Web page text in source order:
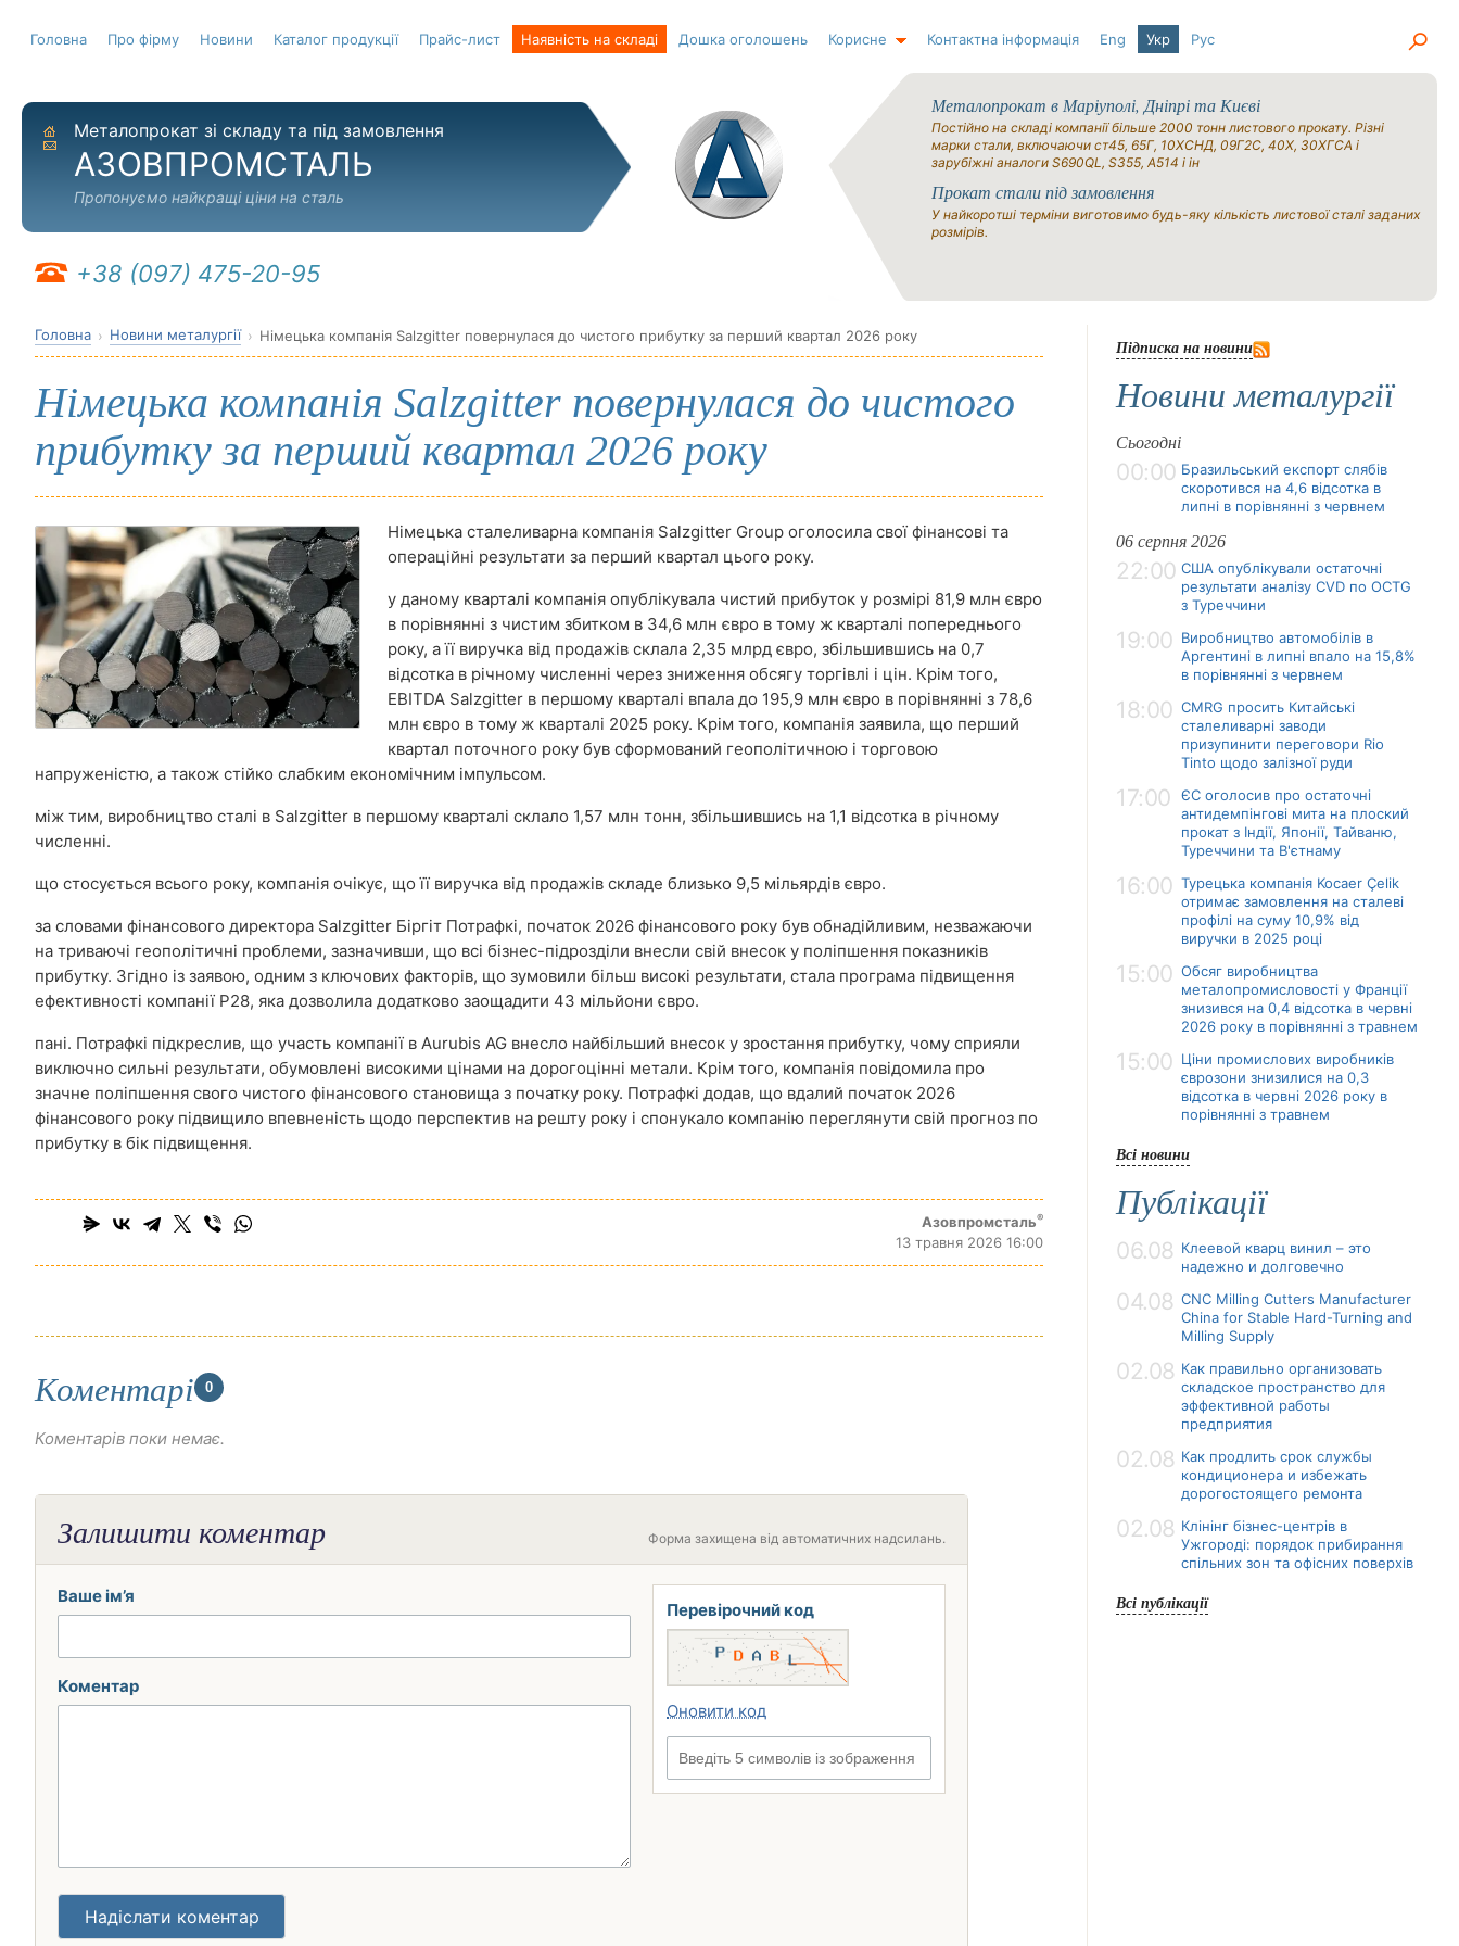
Головна Про фірму Новини Каталог продукції Прайс-лист Наявність на складі Дошка оголошень Корисне Контактна інформація Eng Укр Рус
На головну
Надіслати листа
Металопрокат зі складу та під замовлення
АЗОВПРОМСТАЛЬ
Пропонуємо найкращі ціни на сталь
+38 (097) 475-20-95
Металопрокат в Маріуполі, Дніпрі та Києві
Постійно на складі компанії більше 2000 тонн листового прокату. Різні
марки стали, включаючи ст45, 65Г, 10ХСНД, 09Г2С, 40Х, 30ХГСА і
зарубіжні аналоги S690QL, S355, A514 і ін
Прокат стали під замовлення
У найкоротші терміни виготовимо будь-яку кількість листової сталі заданих
розмірів.
Головна Новини металургії Німецька компанія Salzgitter повернулася до чистого прибутку за перший квартал 2026 року
Німецька компанія Salzgitter повернулася до чистого
прибутку за перший квартал 2026 року
Німецька сталеливарна компанія Salzgitter Group оголосила свої фінансові та
операційні результати за перший квартал цього року.
у даному кварталі компанія опублікувала чистий прибуток у розмірі 81,9 млн євро
в порівнянні з чистим збитком в 34,6 млн євро в тому ж кварталі попереднього
року, а її виручка від продажів склала 2,35 млрд євро, збільшившись на 0,7
відсотка в річному численні через зниження обсягу торгівлі і цін. Крім того,
EBITDA Salzgitter в першому кварталі впала до 195,9 млн євро в порівнянні з 78,6
млн євро в тому ж кварталі 2025 року. Крім того, компанія заявила, що перший
квартал поточного року був сформований геополітичною і торговою
напруженістю, а також стійко слабким економічним імпульсом.
між тим, виробництво сталі в Salzgitter в першому кварталі склало 1,57 млн тонн, збільшившись на 1,1 відсотка в річному
численні.
що стосується всього року, компанія очікує, що її виручка від продажів складе близько 9,5 мільярдів євро.
за словами фінансового директора Salzgitter Біргіт Потрафкі, початок 2026 фінансового року був обнадійливим, незважаючи
на триваючі геополітичні проблеми, зазначивши, що всі бізнес-підрозділи внесли свій внесок у поліпшення показників
прибутку. Згідно із заявою, одним з ключових факторів, що зумовили більш високі результати, стала програма підвищення
ефективності компанії P28, яка дозволила додатково заощадити 43 мільйони євро.
пані. Потрафкі підкреслив, що участь компанії в Aurubis AG внесло найбільший внесок у зростання прибутку, чому сприяли
виключно сильні результати, обумовлені високими цінами на дорогоцінні метали. Крім того, компанія повідомила про
значне поліпшення свого чистого фінансового становища з початку року. Потрафкі додав, що вдалий початок 2026
фінансового року підвищило впевненість щодо перспектив на решту року і спонукало компанію переглянути свій прогноз по
прибутку в бік підвищення.
Азовпромсталь®
13 травня 2026 16:00
Коментарі 0
Коментарів поки немає.
Залишити коментар Форма захищена від автоматичних надсилань.
Ваше ім’я
Коментар
Перевірочний код
Оновити код
Надіслати коментар
Підписка на новини
Новини металургії
Сьогодні
00:00 Бразильський експорт слябів
скоротився на 4,6 відсотка в
липні в порівнянні з червнем
06 серпня 2026
22:00 США опублікували остаточні
результати аналізу CVD по OCTG
з Туреччини
19:00 Виробництво автомобілів в
Аргентині в липні впало на 15,8%
в порівнянні з червнем
18:00 CMRG просить Китайські
сталеливарні заводи
призупинити переговори Rio
Tinto щодо залізної руди
17:00
ЄС оголосив про остаточні
антидемпінгові мита на плоский
прокат з Індії, Японії, Тайваню,
Туреччини та В'єтнаму
16:00 Турецька компанія Kocaer Çelik
отримає замовлення на сталеві
профілі на суму 10,9% від
виручки в 2025 році
15:00 Обсяг виробництва
металопромисловості у Франції
знизився на 0,4 відсотка в червні
2026 року в порівнянні з травнем
15:00 Ціни промислових виробників
єврозони знизилися на 0,3
відсотка в червні 2026 року в
порівнянні з травнем
Всі новини
Публікації
06.08 Клеевой кварц винил – это
надежно и долговечно
04.08 CNC Milling Cutters Manufacturer
China for Stable Hard-Turning and
Milling Supply
02.08 Как правильно организовать
складское пространство для
эффективной работы
предприятия
02.08 Как продлить срок службы
кондиционера и избежать
дорогостоящего ремонта
02.08 Клінінг бізнес-центрів в
Ужгороді: порядок прибирання
спільних зон та офісних поверхів
Всі публікації